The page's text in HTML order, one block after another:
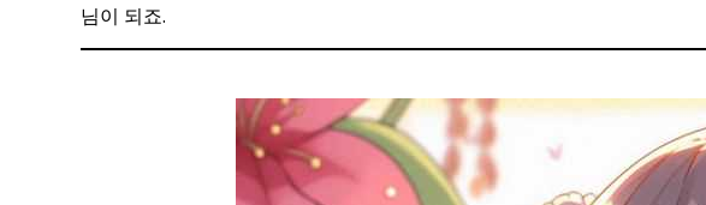
님이 되죠.